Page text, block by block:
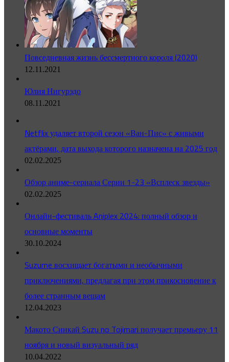
Повседневная жизнь бессмертного короля (2020)
12.11.2021
Юлия Нигурэдо
08.11.2021
Netflix удаляет второй сезон «Ван-Пис» с живыми
актёрами, дата выхода которого назначена на 2025 год
02.02.2025
Обзор аниме-сериала Серии 1-23 «Всплеск звезды»
02.02.2025
Онлайн-фестиваль Aniplex 2024: полный обзор и
основные моменты
30.10.2024
Suzume восхищает богатыми и необычными
приключениями, предлагая при этом прикосновение к
более странным вещам
12.04.2023
Макото Синкай Suzu no Tojimari получает премьеру 11
ноября и новый визуальный ряд
10.04.2022